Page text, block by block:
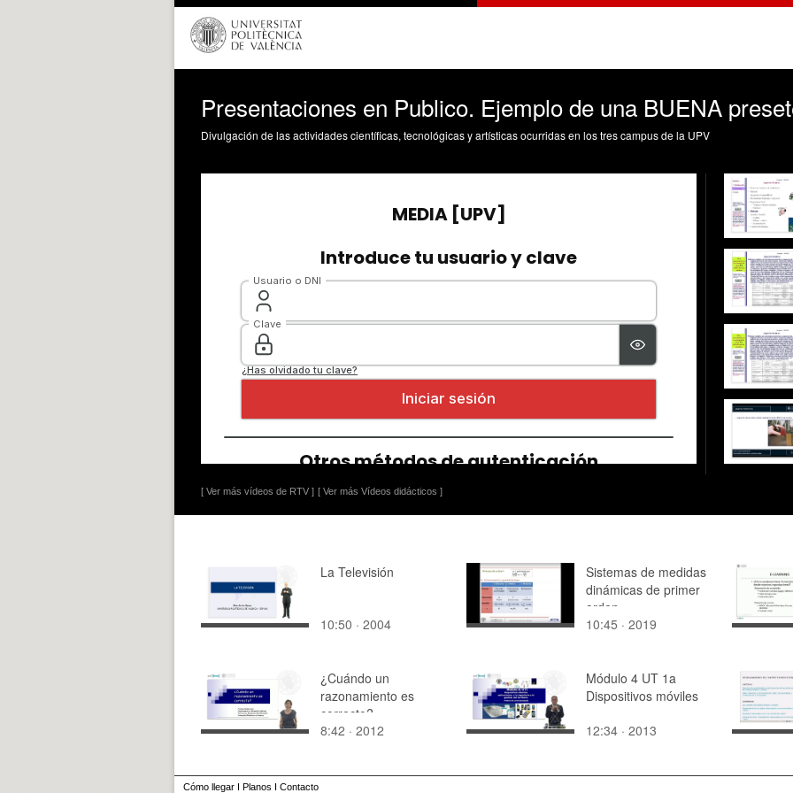
Presentaciones en Publico. Ejemplo de una BUENA
Divulgación de las actividades científicas, tecnológicas y artísticas ocurridas en los tres campus de la UPV
[ Ver más vídeos de RTV ] [ Ver más Vídeos didácticos ]
La Televisión
10:50 · 2004
Sistemas de medidas
dinámicas de primer
orden
10:45 · 2019
¿Cuándo un
razonamiento es
correcto?
8:42 · 2012
Módulo 4 UT 1a
Dispositivos móviles
12:34 · 2013
Cómo llegar I Planos I Contacto